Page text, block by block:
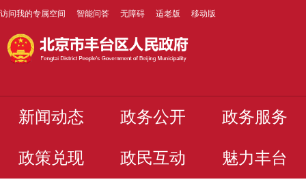
访问我的专属空间 智能问答 无障碍 适老版 移动版
新闻动态 政务公开 政务服务
政策兑现 政民互动 魅力丰台